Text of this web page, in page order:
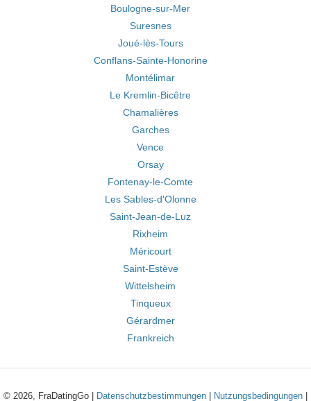
Boulogne-sur-Mer
Suresnes
Joué-lès-Tours
Conflans-Sainte-Honorine
Montélimar
Le Kremlin-Bicêtre
Chamalières
Garches
Vence
Orsay
Fontenay-le-Comte
Les Sables-d'Olonne
Saint-Jean-de-Luz
Rixheim
Méricourt
Saint-Estève
Wittelsheim
Tinqueux
Gérardmer
Frankreich
© 2026, FraDatingGo | Datenschutzbestimmungen Nutzungsbedingungen